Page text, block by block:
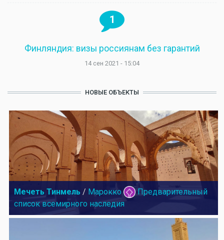
1
Финляндия: визы россиянам без гарантий
14 сен 2021 - 15:04
НОВЫЕ ОБЪЕКТЫ
Мечеть Тинмель / Марокко
Предварительный
список всемирного наследия